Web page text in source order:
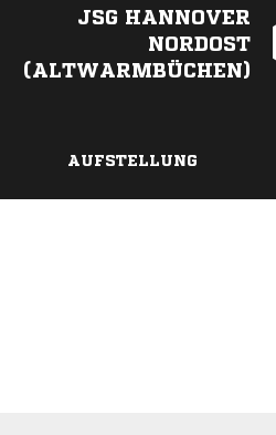
JSG HANNOVER
NORDOST
(ALTWARMBÜCHEN)
AUFSTELLUNG